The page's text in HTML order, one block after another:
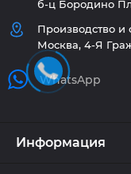
б-ц Бородино
Производство и
Москва, 4-Я
WhatsApp
Информация